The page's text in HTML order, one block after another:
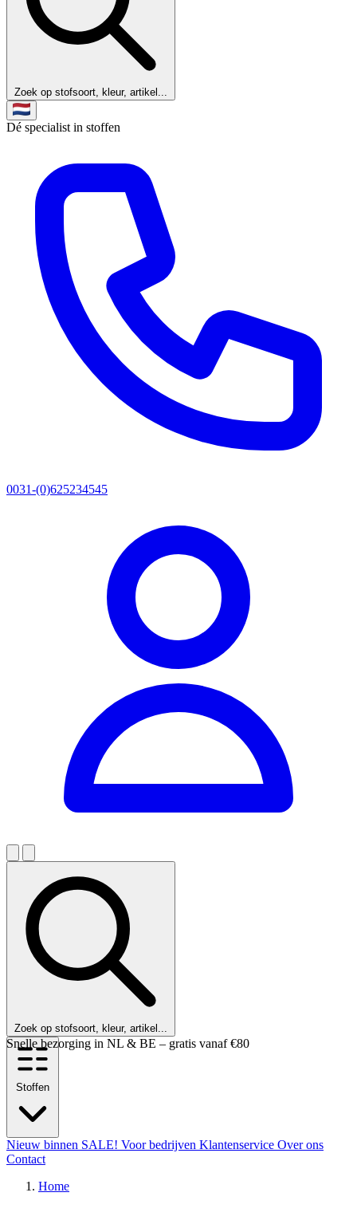
Zoek op stofsoort, kleur, artikel...
Dé specialist in stoffen
0031-(0)625234545
Zoek op stofsoort, kleur, artikel...
Klanten beoordelen ons met een 9,6!
Stoffen
Nieuw binnen SALE! Voor bedrijven Klantenservice Over ons
Contact
Home